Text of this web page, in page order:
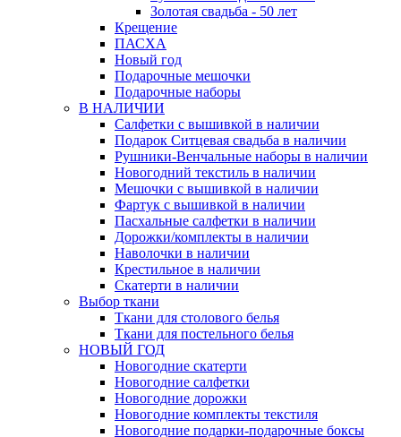
Золотая свадьба - 50 лет
Крещение
ПАСХА
Новый год
Подарочные мешочки
Подарочные наборы
В НАЛИЧИИ
Салфетки с вышивкой в наличии
Подарок Ситцевая свадьба в наличии
Рушники-Венчальные наборы в наличии
Новогодний текстиль в наличии
Мешочки с вышивкой в наличии
Фартук с вышивкой в наличии
Пасхальные салфетки в наличии
Дорожки/комплекты в наличии
Наволочки в наличии
Крестильное в наличии
Скатерти в наличии
Выбор ткани
Ткани для столового белья
Ткани для постельного белья
НОВЫЙ ГОД
Новогодние скатерти
Новогодние салфетки
Новогодние дорожки
Новогодние комплекты текстиля
Новогодние подарки-подарочные боксы